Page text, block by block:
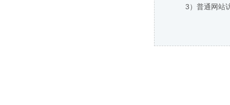
3）普通网站